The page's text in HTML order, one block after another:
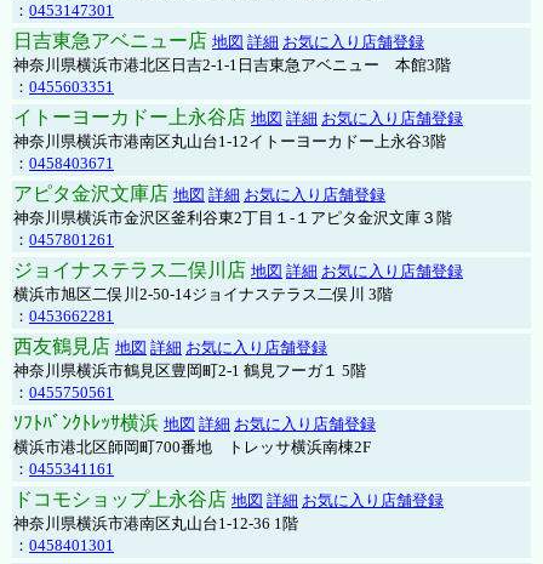
： 0453147301
日吉東急アベニュー店 地図 詳細 お気に入り店舗登録
神奈川県横浜市港北区日吉2-1-1日吉東急アベニュー 本館3階
： 0455603351
イトーヨーカドー上永谷店 地図 詳細 お気に入り店舗登録
神奈川県横浜市港南区丸山台1-12イトーヨーカドー上永谷3階
： 0458403671
アピタ金沢文庫店 地図 詳細 お気に入り店舗登録
神奈川県横浜市金沢区釜利谷東2丁目１-１アピタ金沢文庫３階
： 0457801261
ジョイナステラス二俣川店 地図 詳細 お気に入り店舗登録
横浜市旭区二俣川2-50-14ジョイナステラス二俣川 3階
： 0453662281
西友鶴見店 地図 詳細 お気に入り店舗登録
神奈川県横浜市鶴見区豊岡町2-1 鶴見フーガ１ 5階
： 0455750561
ｿﾌﾄﾊﾞﾝｸﾄﾚｯｻ横浜 地図 詳細 お気に入り店舗登録
横浜市港北区師岡町700番地 トレッサ横浜南棟2F
： 0455341161
ドコモショップ上永谷店 地図 詳細 お気に入り店舗登録
神奈川県横浜市港南区丸山台1-12-36 1階
： 0458401301